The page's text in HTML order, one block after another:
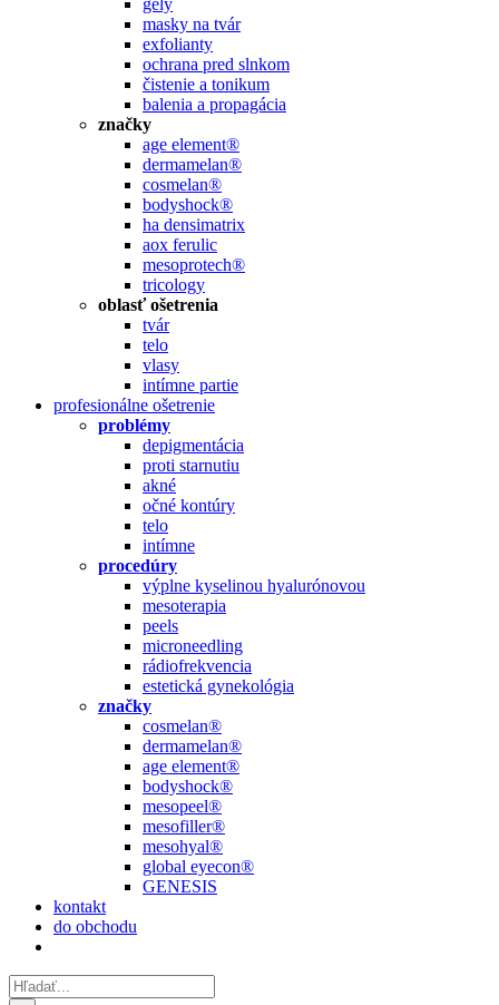
gély
masky na tvár
exfolianty
ochrana pred slnkom
čistenie a tonikum
balenia a propagácia
značky
age element®
dermamelan®
cosmelan®
bodyshock®
ha densimatrix
aox ferulic
mesoprotech®
tricology
oblasť ošetrenia
tvár
telo
vlasy
intímne partie
profesionálne ošetrenie
problémy
depigmentácia
proti starnutiu
akné
očné kontúry
telo
intímne
procedúry
výplne kyselinou hyalurónovou
mesoterapia
peels
microneedling
rádiofrekvencia
estetická gynekológia
značky
cosmelan®
dermamelan®
age element®
bodyshock®
mesopeel®
mesofiller®
mesohyal®
global eyecon®
GENESIS
kontakt
do obchodu
Hľadať: